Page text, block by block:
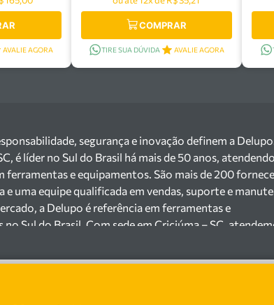
AVALIE AGORA
COMPRAR
TIRE SUA DÚVIDA AVALIE AGORA
segurança e inovação definem a Delupo.
é líder no Sul do Brasil há mais de 50 anos,
ferramentas e equipamentos. São mais de 200
uma equipe qualificada em vendas, suporte e
a Delupo é referência em ferramentas e
Sul do Brasil. Com sede em Criciúma – SC,
200 fornecedores parceiros e um estoque com mais